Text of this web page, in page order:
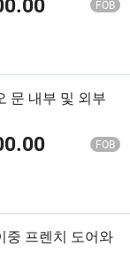
FOB
문 내부 및 외부
FOB
중 프렌치 도어와